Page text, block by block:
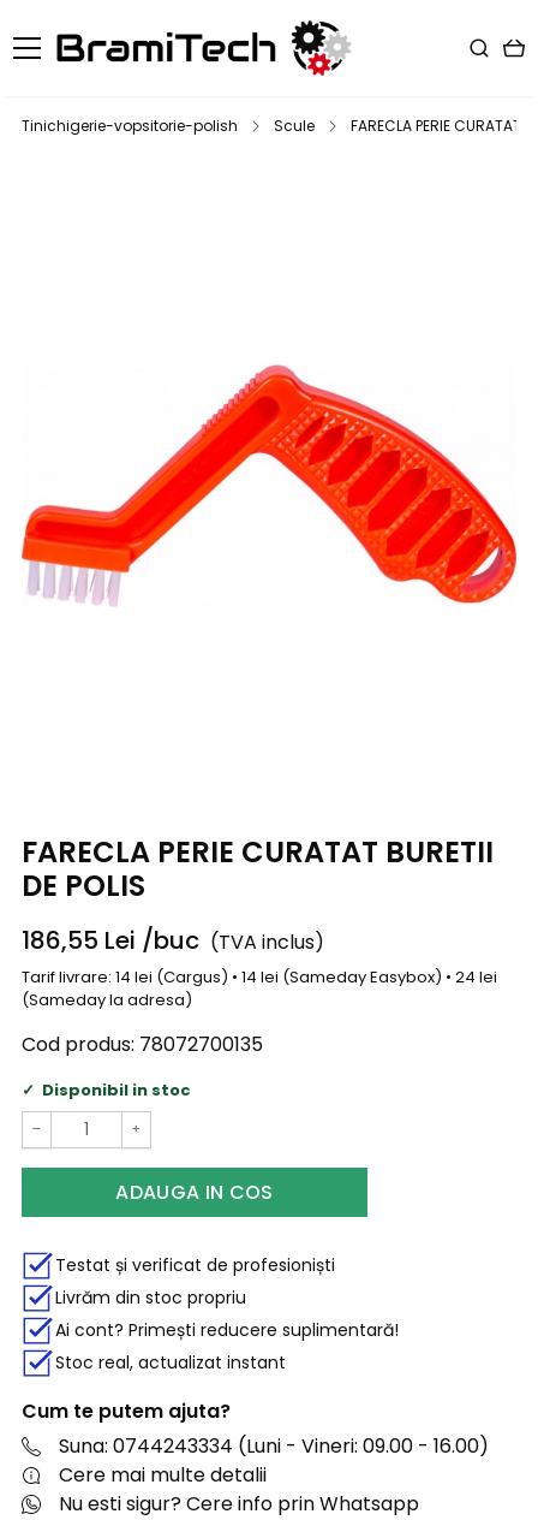
Tinichigerie-vopsitorie-polish Scule FARECLA PERIE CURATAT
FARECLA PERIE CURATAT BURETII
DE POLIS
186,55 Lei /buc (TVA inclus)
Tarif livrare: 14 lei (Cargus) • 14 lei (Sameday Easybox) • 24 lei
(Sameday la adresa)
Cod produs: 78072700135
Disponibil in stoc
− +
ADAUGA IN COS
Testat și verificat de profesioniști
Livrăm din stoc propriu
Ai cont? Primești reducere suplimentară!
Stoc real, actualizat instant
Cum te putem ajuta?
Suna: 0744243334 (Luni - Vineri: 09.00 - 16.00)
Cere mai multe detalii
Nu esti sigur? Cere info prin Whatsapp